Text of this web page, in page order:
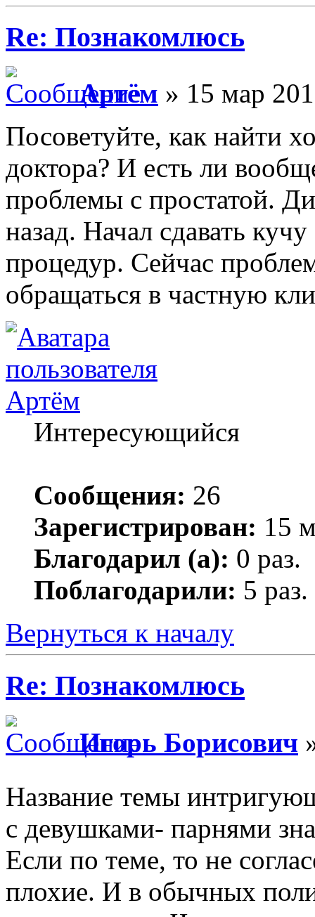
Re: Познакомлюсь
Артём » 15 мар
Посоветуйте, как найти
доктора? И есть ли
проблемы с простатой.
назад. Начал сдавать
процедур. Сейчас
обращаться в частную
Артём
Интересующийся
Сообщения: 26
Зарегистрирован: 15
Благодарил (а): 0 раз.
Поблагодарили: 5 раз.
Вернуться к началу
Re: Познакомлюсь
Игорь Борисович
Название темы
с девушками- парнями
Если по теме, то не
плохие. И в обычных